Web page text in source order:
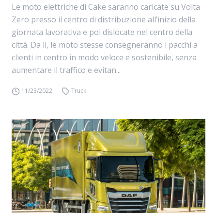
Le moto elettriche di Cake saranno caricate su Volta
Zero presso il centro di distribuzione all’inizio della
giornata lavorativa e poi dislocate nel centro della
città. Da lì, le moto stesse consegneranno i pacchi a
clienti in centro in modo veloce e sostenibile, senza
aumentare il traffico e evitan...
11/23/2022 Truck